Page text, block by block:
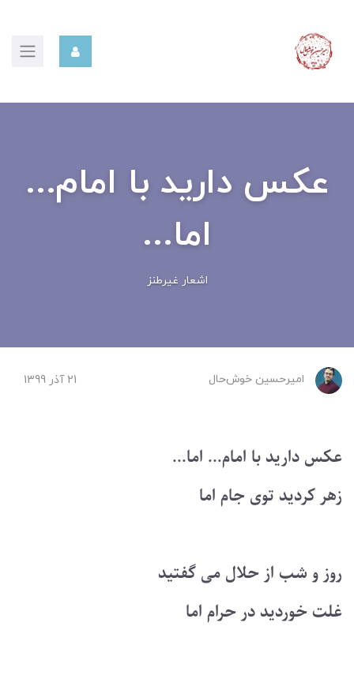
عکس دارید با امام...
اما...
اشعار غیرطنز
امیرحسین ‌خوش‌حال 21 آذر 1399
عکس دارید با امام... اما...
زهر کردید توی جام اما
روز و شب از حلال می گفتید
غلت خوردید در حرام اما